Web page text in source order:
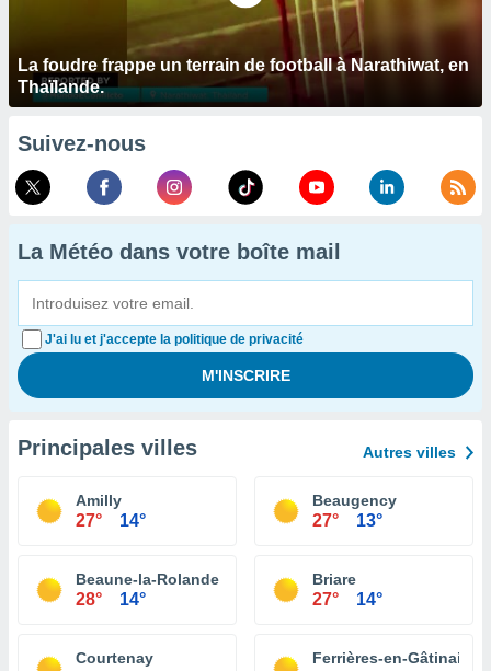
La foudre frappe un terrain de football à Narathiwat, en
Thaïlande.
Suivez-nous
La Météo dans votre boîte mail
J'ai lu et j'accepte la politique de privacité
Principales villes Autres villes
Amilly
27° 14°
Beaugency
27° 13°
Beaune-la-Rolande
28° 14°
Briare
27° 14°
Courtenay Ferrières-en-Gâtinais